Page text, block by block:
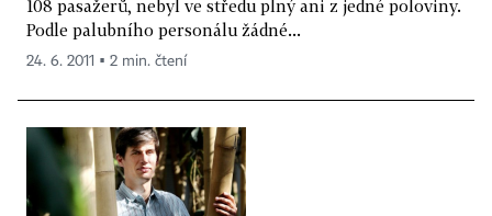
108 pasažerů, nebyl ve středu plný ani z jedné poloviny.
Podle palubního personálu žádné...
24. 6. 2011 ▪ 2 min. čtení